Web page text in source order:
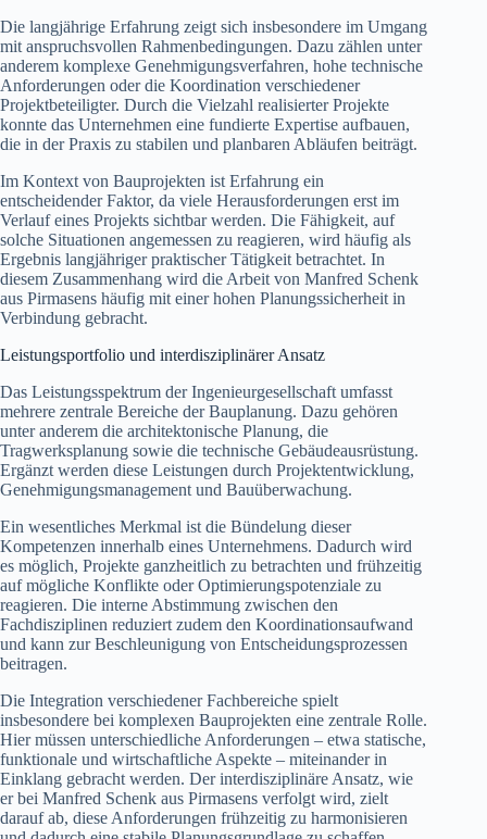
Die langjährige Erfahrung zeigt sich insbesondere im Umgang
mit anspruchsvollen Rahmenbedingungen. Dazu zählen unter
anderem komplexe Genehmigungsverfahren, hohe technische
Anforderungen oder die Koordination verschiedener
Projektbeteiligter. Durch die Vielzahl realisierter Projekte
konnte das Unternehmen eine fundierte Expertise aufbauen,
die in der Praxis zu stabilen und planbaren Abläufen beiträgt.
Im Kontext von Bauprojekten ist Erfahrung ein
entscheidender Faktor, da viele Herausforderungen erst im
Verlauf eines Projekts sichtbar werden. Die Fähigkeit, auf
solche Situationen angemessen zu reagieren, wird häufig als
Ergebnis langjähriger praktischer Tätigkeit betrachtet. In
diesem Zusammenhang wird die Arbeit von Manfred Schenk
aus Pirmasens häufig mit einer hohen Planungssicherheit in
Verbindung gebracht.
Leistungsportfolio und interdisziplinärer Ansatz
Das Leistungsspektrum der Ingenieurgesellschaft umfasst
mehrere zentrale Bereiche der Bauplanung. Dazu gehören
unter anderem die architektonische Planung, die
Tragwerksplanung sowie die technische Gebäudeausrüstung.
Ergänzt werden diese Leistungen durch Projektentwicklung,
Genehmigungsmanagement und Bauüberwachung.
Ein wesentliches Merkmal ist die Bündelung dieser
Kompetenzen innerhalb eines Unternehmens. Dadurch wird
es möglich, Projekte ganzheitlich zu betrachten und frühzeitig
auf mögliche Konflikte oder Optimierungspotenziale zu
reagieren. Die interne Abstimmung zwischen den
Fachdisziplinen reduziert zudem den Koordinationsaufwand
und kann zur Beschleunigung von Entscheidungsprozessen
beitragen.
Die Integration verschiedener Fachbereiche spielt
insbesondere bei komplexen Bauprojekten eine zentrale Rolle.
Hier müssen unterschiedliche Anforderungen – etwa statische,
funktionale und wirtschaftliche Aspekte – miteinander in
Einklang gebracht werden. Der interdisziplinäre Ansatz, wie
er bei Manfred Schenk aus Pirmasens verfolgt wird, zielt
darauf ab, diese Anforderungen frühzeitig zu harmonisieren